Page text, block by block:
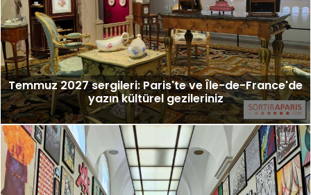
Temmuz 2027 sergileri: Paris'te ve Île-de-France'de
yazın kültürel gezileriniz